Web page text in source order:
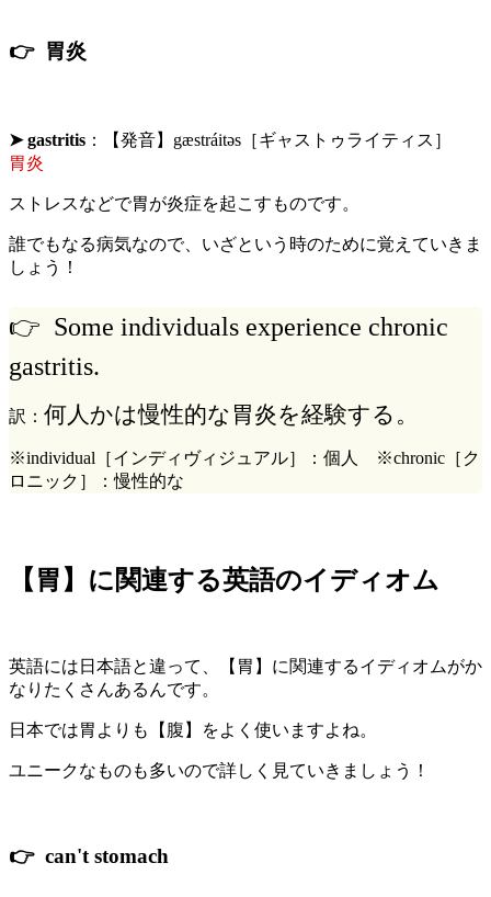
👉 胃炎
➤ gastritis ：【発音】gæstráitəs［ギャストゥライティス］
胃炎
ストレスなどで胃が炎症を起こすものです。
誰でもなる病気なので、いざという時のために覚えていきま
しょう！
👉 Some individuals experience chronic
gastritis.
訳： 何人かは慢性的な胃炎を経験する。
※individual［インディヴィジュアル］：個人 ※chronic［ク
ロニック］：慢性的な
【胃】に関連する英語のイディオム
英語には日本語と違って、【胃】に関連するイディオムがか
なりたくさんあるんです。
日本では胃よりも【腹】をよく使いますよね。
ユニークなものも多いので詳しく見ていきましょう！
👉 can't stomach